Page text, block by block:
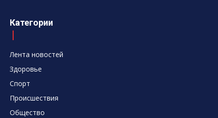
Категории
Лента новостей
Здоровье
Спорт
Происшествия
Общество